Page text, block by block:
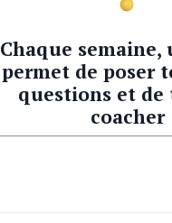
Chaque semaine,
permet de poser
questions et de
coacher